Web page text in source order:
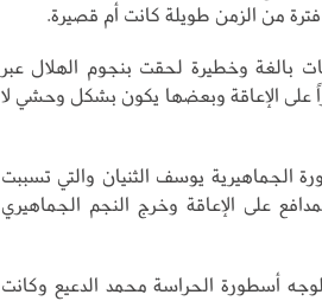
من الزمن طويلة كانت أم قصيرة.
بالغة وخطيرة لحقت بنجوم الهلال عبر
على الإعاقة وبعضها يكون بشكل وحشي لا
الجماهيرية يوسف الثنيان والتي تسببت
على الإعاقة وخرج النجم الجماهيري
لوجه أسطورة الحراسة محمد الدعيع وكانت